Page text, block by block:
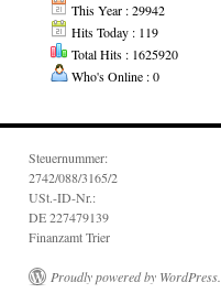
This Year : 29942
Hits Today : 119
Total Hits : 1625920
Who's Online : 0
Steuernummer:
2742/088/3165/2
USt.-ID-Nr.:
DE 227479139
Finanzamt Trier
Proudly powered by WordPress.